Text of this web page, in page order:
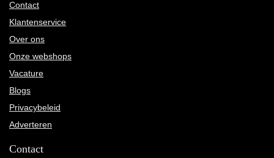
Contact
Klantenservice
Over ons
Onze webshops
Vacature
Blogs
Privacybeleid
Adverteren
Contact